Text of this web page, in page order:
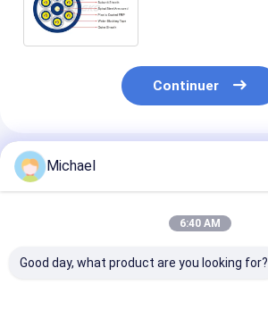
Continuer
Produits Recommandés
Michael
6:40 AM
Good day, what product are you looking for?